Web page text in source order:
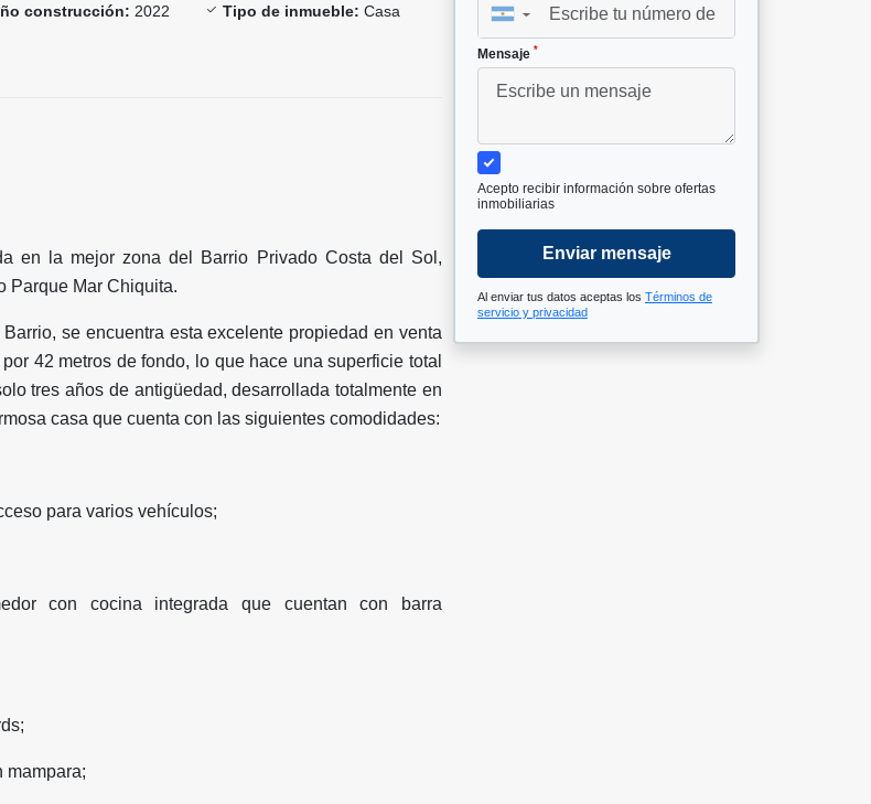
construcción: 2022 Tipo de inmueble: Casa
en la mejor zona del Barrio Privado Costa del Sol,
Parque Mar Chiquita.
se encuentra esta excelente propiedad en venta
42 metros de fondo, lo que hace una superficie total
tres años de antigüedad, desarrollada totalmente en
casa que cuenta con las siguientes comodidades:
para varios vehículos;
con cocina integrada que cuentan con barra
mampara;
▼
Mensaje *
Acepto recibir información sobre ofertas
inmobiliarias
Enviar mensaje
Al enviar tus datos aceptas los Términos de
servicio y privacidad